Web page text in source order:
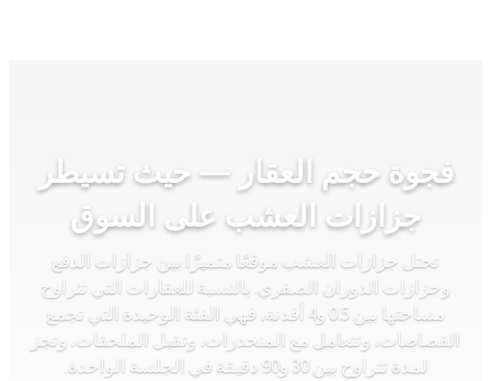
فجوة حجم العقار — حيث تسيطر
جزازات العشب على السوق
تحتل جزازات العشب موقعًا متميزًا بين جزازات الدفع
وجزازات الدوران الصفري. بالنسبة للعقارات التي تتراوح
مساحتها بين 0.5 و4 أفدنة، فهي الفئة الوحيدة التي تجمع
القصاصات، وتتعامل مع المنحدرات، وتقبل الملحقات، وتجز
لمدة تتراوح بين 30 و90 دقيقة في الجلسة الواحدة.